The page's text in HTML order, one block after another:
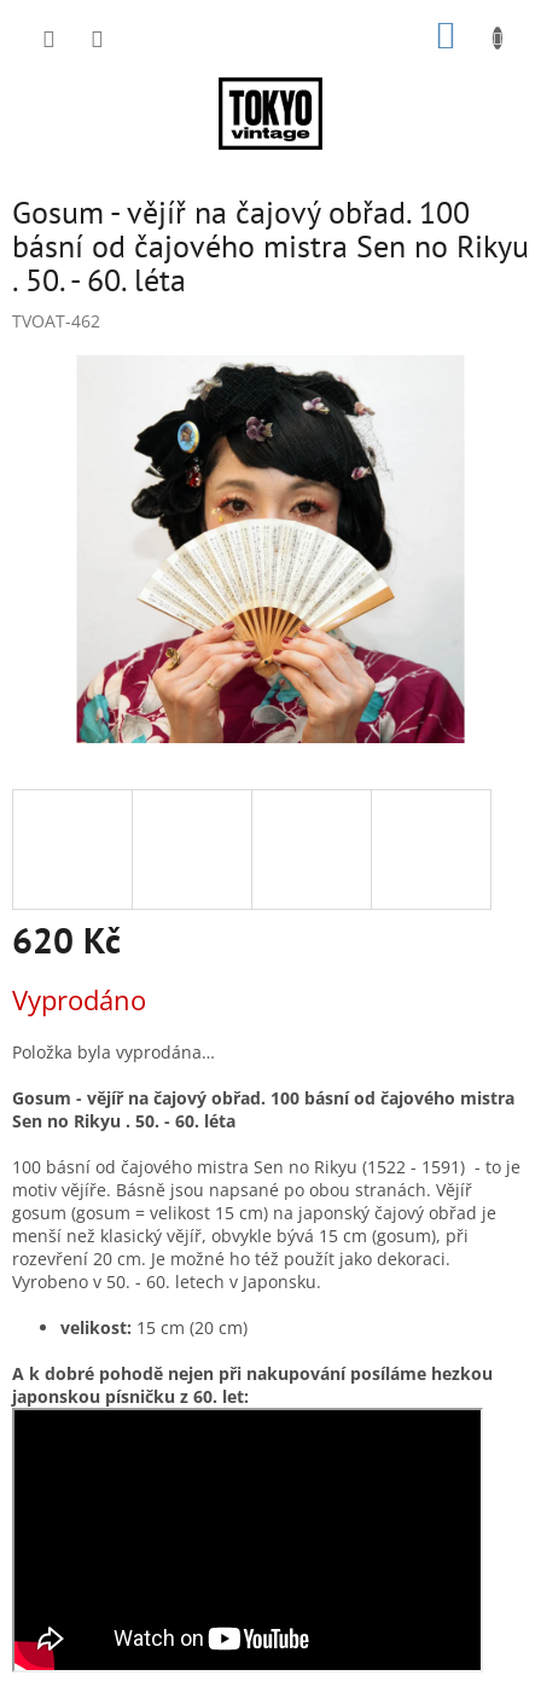
Gosum - vějíř na čajový obřad. 100
básní od čajového mistra Sen no Rikyu
. 50. - 60. léta
TVOAT-462
620 Kč
cena:
Vyprodáno
Položka byla vyprodána…
Gosum - vějíř na čajový obřad. 100 básní od čajového mistra
Sen no Rikyu . 50. - 60. léta
100 básní od čajového mistra Sen no Rikyu (1522 - 1591) - to je
motiv vějíře. Básně jsou napsané po obou stranách. Vějíř
gosum (gosum = velikost 15 cm) na japonský čajový obřad je
menší než klasický vějíř, obvykle bývá 15 cm (gosum), při
rozevření 20 cm. Je možné ho též použít jako dekoraci.
Vyrobeno v 50. - 60. letech v Japonsku.
velikost: 15 cm (20 cm)
A k dobré pohodě nejen při nakupování posíláme hezkou
japonskou písničku z 60. let: